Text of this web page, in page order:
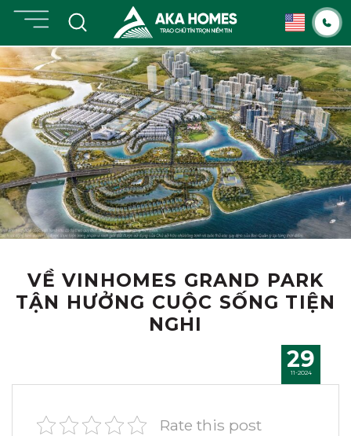
Chuyển
nội
dung
VỀ VINHOMES GRAND PARK
TẬN HƯỞNG CUỘC SỐNG TIỆN
NGHI
29
11-2024
Rate this post